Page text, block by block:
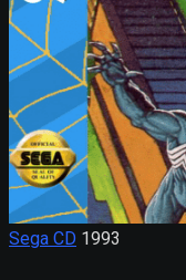
Sega CD 1993